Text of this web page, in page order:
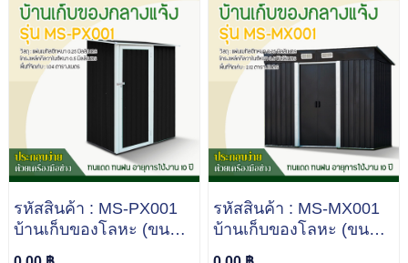
รหัสสินค้า : MS-PX001
บ้านเก็บของโลหะ (ขนาด
1.43*0.89*1.86 เมตร)
รหัสสินค้า : MS-MX001
บ้านเก็บของโลหะ (ขนาด
2.01*1.21*1.76 เมตร)